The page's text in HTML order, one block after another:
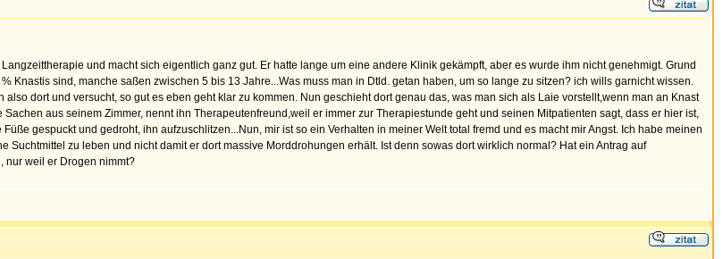
und macht sich eigentlich ganz gut. Er hatte lange um eine andere Klinik gekämpft, aber es wurde ihm nicht genehmigt. Grund
Knastis sind, manche saßen zwischen 5 bis 13 Jahre...Was muss man in Dtld. getan haben, um so lange zu sitzen? ich wills garnicht wissen.
also dort und versucht, so gut es eben geht klar zu kommen. Nun geschieht dort genau das, was man sich als Laie vorstellt,wenn man an Knast
aus seinem Zimmer, nennt ihn Therapeutenfreund,weil er immer zur Therapiestunde geht und seinen Mitpatienten sagt, dass er hier ist,
gespuckt und gedroht, ihn aufzuschlitzen...Nun, mir ist so ein Verhalten in meiner Welt total fremd und es macht mir Angst. Ich habe meinen
Suchtmittel zu leben und nicht damit er dort massive Morddrohungen erhält. Ist denn sowas dort wirklich normal? Hat ein Antrag auf
nur weil er Drogen nimmt?